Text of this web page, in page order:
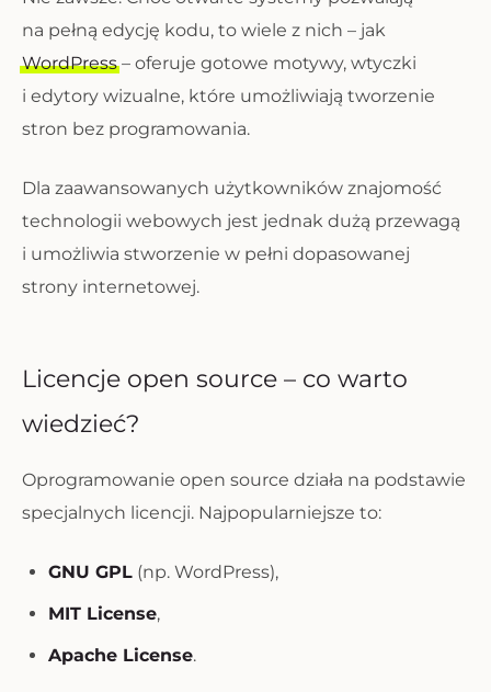
na pełną edycję kodu, to wiele z nich – jak
WordPress– oferuje gotowe motywy, wtyczki
i edytory wizualne, które umożliwiają tworzenie
stron bez programowania.
Dla zaawansowanych użytkowników znajomość
technologii webowych jest jednak dużą przewagą
i umożliwia stworzenie w pełni dopasowanej
strony internetowej.
Licencje open source – co warto
wiedzieć?
Oprogramowanie open source działa na podstawie
specjalnych licencji. Najpopularniejsze to:
GNU GPL (np. WordPress),
MIT License,
Apache License.